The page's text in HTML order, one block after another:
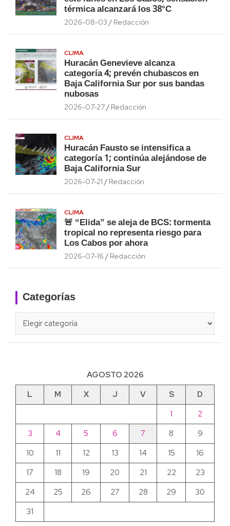
térmica alcanzará los 38°C
2026-08-03 Redacción
CLIMA
Huracán Genevieve alcanza
categoría 4; prevén chubascos en
Baja California Sur por sus bandas
nubosas
2026-07-27 Redacción
CLIMA
Huracán Fausto se intensifica a
categoría 1; continúa alejándose de
Baja California Sur
2026-07-21 Redacción
CLIMA
🚨 “Elida” se aleja de BCS: tormenta
tropical no representa riesgo para
Los Cabos por ahora
2026-07-16 Redacción
Categorías
AGOSTO 2026
L
M X J V S
D
1
2
3
4 5 6 7 8
9
10
11 12 13 14 15
16
17
18 19 20 21 22
23
24
25 26 27 28 29
30
31